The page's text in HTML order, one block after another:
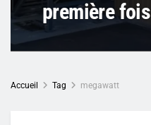
première
Accueil Tag megawatt